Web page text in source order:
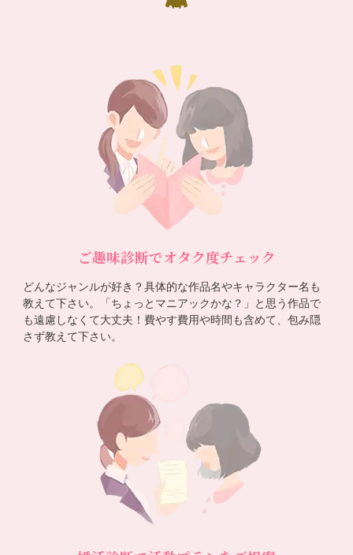
ご趣味診断でオタク度チェック
どんなジャンルが好き？具体的な作品名やキャラクター名も
教えて下さい。「ちょっとマニアックかな？」と思う作品で
も遠慮しなくて大丈夫！費やす費用や時間も含めて、包み隠
さず教えて下さい。